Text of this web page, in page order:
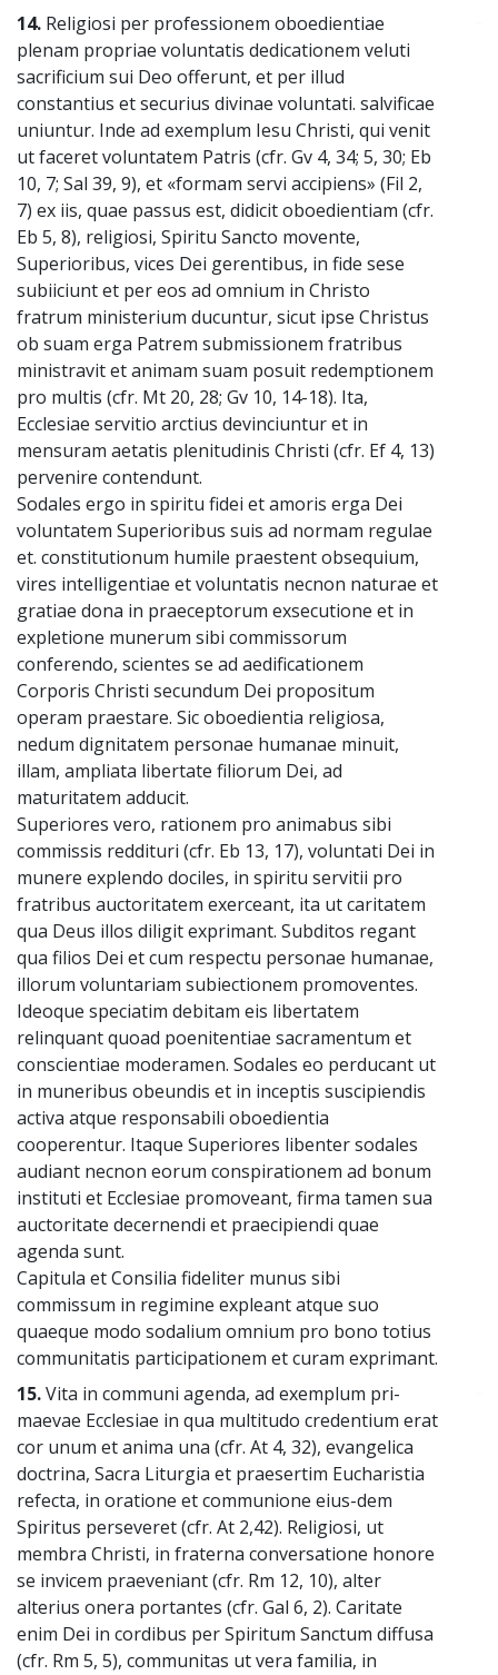
14. Religiosi per professionem oboedientiae
plenam propriae voluntatis dedicationem veluti
sacrificium sui Deo offerunt, et per illud
constantius et securius divinae voluntati. salvificae
uniuntur. Inde ad exemplum Iesu Christi, qui venit
ut faceret voluntatem Patris (cfr. Gv 4, 34; 5, 30; Eb
10, 7; Sal 39, 9), et «formam servi accipiens» (Fil 2,
7) ex iis, quae passus est, didicit oboedientiam (cfr.
Eb 5, 8), religiosi, Spiritu Sancto movente,
Superioribus, vices Dei gerentibus, in fide sese
subiiciunt et per eos ad omnium in Christo
fratrum ministerium ducuntur, sicut ipse Christus
ob suam erga Patrem submissionem fratribus
ministravit et animam suam posuit redemptionem
pro multis (cfr. Mt 20, 28; Gv 10, 14-18). Ita,
Ecclesiae servitio arctius devinciuntur et in
mensuram aetatis plenitudinis Christi (cfr. Ef 4, 13)
pervenire contendunt.
Sodales ergo in spiritu fidei et amoris erga Dei
voluntatem Superioribus suis ad normam regulae
et. constitutionum humile praestent obsequium,
vires intelligentiae et voluntatis necnon naturae et
gratiae dona in praeceptorum exsecutione et in
expletione munerum sibi commissorum
conferendo, scientes se ad aedificationem
Corporis Christi secundum Dei propositum
operam praestare. Sic oboedientia religiosa,
nedum dignitatem personae humanae minuit,
illam, ampliata libertate filiorum Dei, ad
maturitatem adducit.
Superiores vero, rationem pro animabus sibi
commissis reddituri (cfr. Eb 13, 17), voluntati Dei in
munere explendo dociles, in spiritu servitii pro
fratribus auctoritatem exerceant, ita ut caritatem
qua Deus illos diligit exprimant. Subditos regant
qua filios Dei et cum respectu personae humanae,
illorum voluntariam subiectionem promoventes.
Ideoque speciatim debitam eis libertatem
relinquant quoad poenitentiae sacramentum et
conscientiae moderamen. Sodales eo perducant ut
in muneribus obeundis et in inceptis suscipiendis
activa atque responsabili oboedientia
cooperentur. Itaque Superiores libenter sodales
audiant necnon eorum conspirationem ad bonum
instituti et Ecclesiae promoveant, firma tamen sua
auctoritate decernendi et praecipiendi quae
agenda sunt.
Capitula et Consilia fideliter munus sibi
commissum in regimine expleant atque suo
quaeque modo sodalium omnium pro bono totius
communitatis participationem et curam exprimant.
15.Vita in communi agenda, ad exemplum pri-
maevae Ecclesiae in qua multitudo credentium erat
cor unum et anima una (cfr. At 4, 32), evangelica
doctrina, Sacra Liturgia et praesertim Eucharistia
refecta, in oratione et communione eius-dem
Spiritus perseveret (cfr. At 2,42). Religiosi, ut
membra Christi, in fraterna conversatione honore
se invicem praeveniant (cfr. Rm 12, 10), alter
alterius onera portantes (cfr. Gal 6, 2). Caritate
enim Dei in cordibus per Spiritum Sanctum diffusa
(cfr. Rm 5, 5), communitas ut vera familia, in